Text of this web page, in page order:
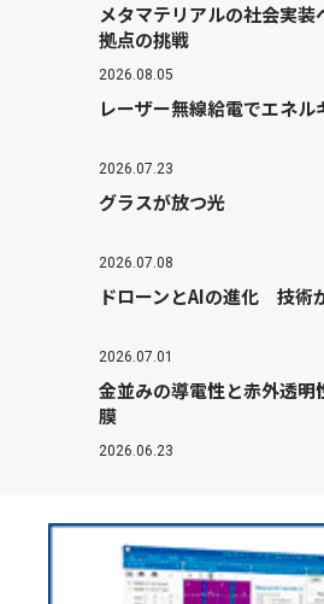
メタマテリアルの社会実
拠点の挑戦
2026.08.05
レーザー無線給電でエネル
2026.07.23
グラスが放つ光
2026.07.08
ドローンとAIの進化 技術
2026.07.01
金並みの導電性と赤外透
膜
2026.06.23